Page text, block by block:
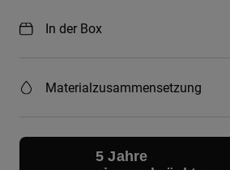
In der Box
Materialzusammensetzung
5 Jahre